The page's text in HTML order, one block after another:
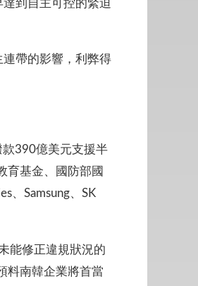
到自主可控的緊迫
帶的影響，利弊得
390億美元支援半
育基金、國防部國
、Samsung、SK
能修正違規狀況的
料南韓企業將首當